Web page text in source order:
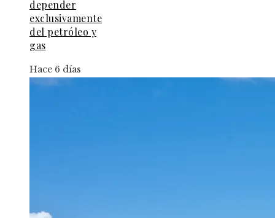
depender
exclusivamente
del petróleo y
gas
Hace 6 días